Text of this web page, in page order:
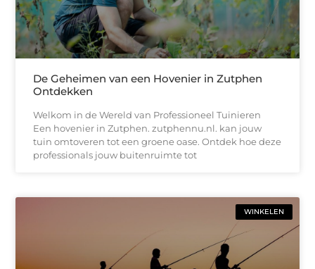
De Geheimen van een Hovenier in Zutphen
Ontdekken
Welkom in de Wereld van Professioneel Tuinieren
Een hovenier in Zutphen. zutphennu.nl. kan jouw
tuin omtoveren tot een groene oase. Ontdek hoe deze
professionals jouw buitenruimte tot
WINKELEN